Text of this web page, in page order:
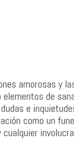
amorosas y
de
e
como un